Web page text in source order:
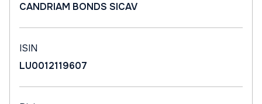
CANDRIAM BONDS SICAV
ISIN
LU0012119607